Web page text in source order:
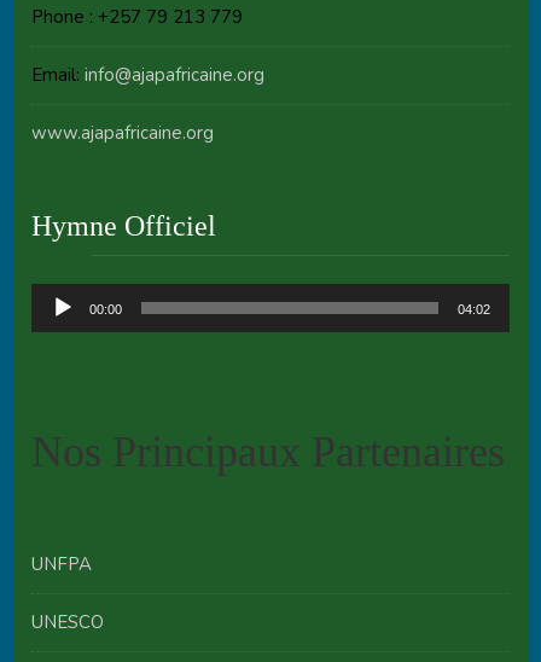
Phone : +257 79 213 779
Email:info@ajapafricaine.org
www.ajapafricaine.org
Hymne Officiel
Audio
Player
00:00 04:02
Nos Principaux Partenaires
UNFPA
UNESCO